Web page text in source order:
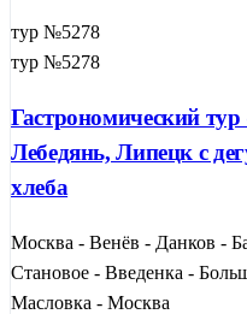
тур №5278
тур №5278
Гастрономический
Лебедянь, Липецк с
хлеба
Москва - Венёв - Данков -
Становое - Введенка -
Масловка - Москва